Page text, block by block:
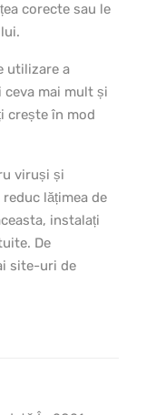
corecte sau le
utilizare a
ceva mai mult și
crește în mod
viruși și
lățimea de
instalați
De
site-uri de